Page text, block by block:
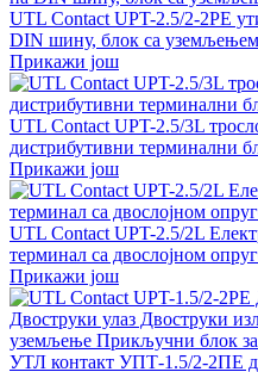
UTL Contact UPT-2.5/2-2PE
DIN шину, блок са уземљењем
Прикажи још
UTL Contact UPT-2.5/3L
дистрибутивни терминални
Прикажи још
UTL Contact UPT-2.5/2L
терминал са двослојном
Прикажи још
УТЛ контакт УПТ-1.5/2-2ПЕ